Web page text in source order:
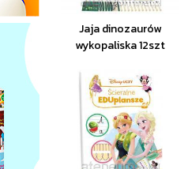
Jaja dinozaurów
wykopaliska 12szt